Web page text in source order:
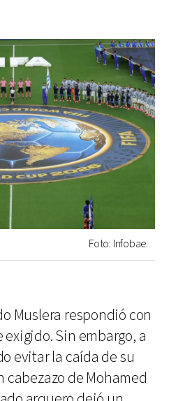
Foto: Infobae.
Muslera respondió con
Sin embargo, a
evitar la caída de su
cabezazo de Mohamed